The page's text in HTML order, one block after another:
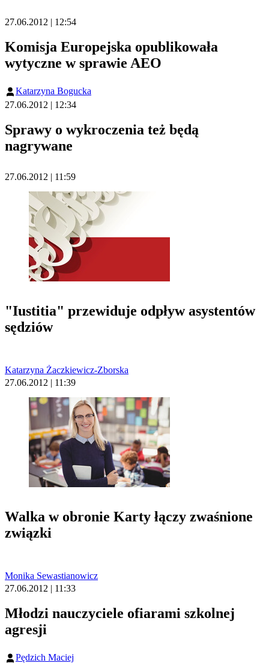
27.06.2012 | 12:54
Komisja Europejska opublikowała
wytyczne w sprawie AEO
Katarzyna Bogucka
27.06.2012 | 12:34
Sprawy o wykroczenia też będą
nagrywane
27.06.2012 | 11:59
"Iustitia" przewiduje odpływ asystentów
sędziów
Katarzyna Żaczkiewicz-Zborska
27.06.2012 | 11:39
Walka w obronie Karty łączy zwaśnione
związki
Monika Sewastianowicz
27.06.2012 | 11:33
Młodzi nauczyciele ofiarami szkolnej
agresji
Pędzich Maciej